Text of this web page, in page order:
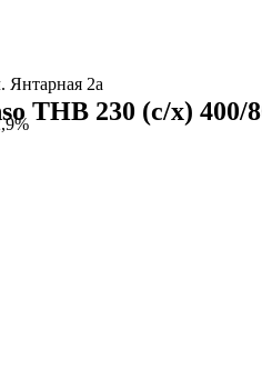
Янтарная 2а
THB 230 (с/х) 400/